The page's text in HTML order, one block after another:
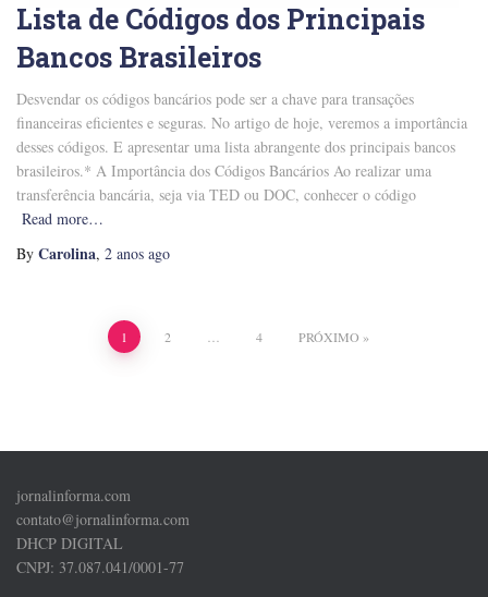
Lista de Códigos dos Principais
Bancos Brasileiros
Desvendar os códigos bancários pode ser a chave para transações
financeiras eficientes e seguras. No artigo de hoje, veremos a importância
desses códigos. E apresentar uma lista abrangente dos principais bancos
brasileiros.* A Importância dos Códigos Bancários Ao realizar uma
transferência bancária, seja via TED ou DOC, conhecer o código
Read more…
By Carolina, 2 anos ago
Paginação
posts
1 2 … 4 PRÓXIMO
jornalinforma.com
contato@jornalinforma.com
DHCP DIGITAL
CNPJ: 37.087.041/0001-77